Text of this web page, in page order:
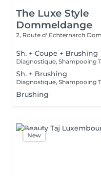
The Luxe Style
Dommeldange
2, Route d' Echternarch
Sh. + Coupe + Brushing
Sh. + Brushing
Brushing
New